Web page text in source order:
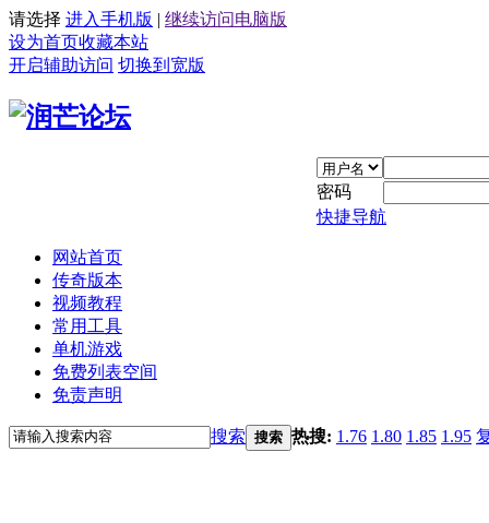
请选择 进入手机版 | 继续访问电脑版
设为首页收藏本站
开启辅助访问 切换到宽版
密码
快捷导航
网站首页
传奇版本
视频教程
常用工具
单机游戏
免费列表空间
免责声明
搜索 搜索 热搜: 1.76 1.80 1.85 1.95